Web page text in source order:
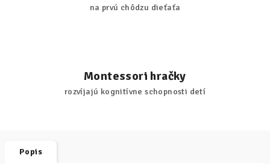
na prvú chôdzu dieťaťa
Montessori hračky
rozvíjajú kognitívne schopnosti detí
Popis